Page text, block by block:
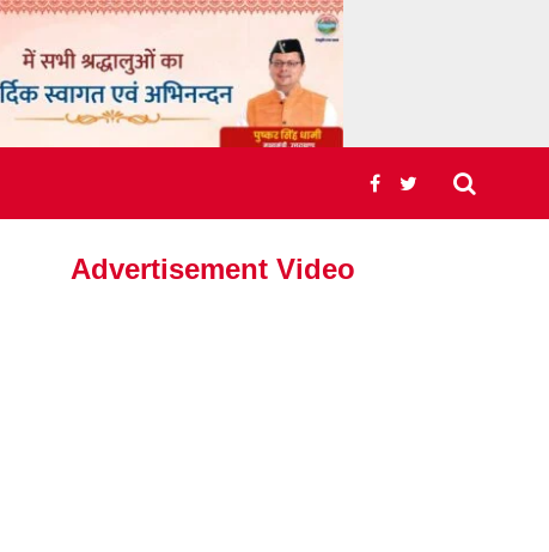
Advertisement Video